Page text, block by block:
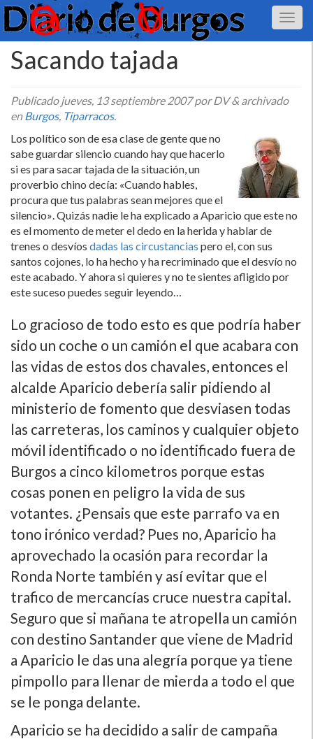
Sacando tajada
Publicadojueves, 13 septiembre 2007por DV&archivado
enBurgos, Tiparracos.
Los polí­tico son de esa clase de gente que no
sabe guardar silencio cuando hay que hacerlo
si es para sacar tajada de la situación, un
proverbio chino decí­a: «Cuando hables,
procura que tus palabras sean mejores que el
silencio». Quizás nadie le ha explicado a Aparicio que este no
es el momento de meter el dedo en la herida y hablar de
trenes o desví­os dadas las circustancias pero el, con sus
santos cojones, lo ha hecho y ha recriminado que el desví­o no
este acabado. Y ahora si quieres y no te sientes afligido por
este suceso puedes seguir leyendo…
Lo gracioso de todo esto es que podrí­a haber
sido un coche o un camión el que acabara con
las vidas de estos dos chavales, entonces el
alcalde Aparicio deberí­a salir pidiendo al
ministerio de fomento que desviasen todas
las carreteras, los caminos y cualquier objeto
móvil identificado o no identificado fuera de
Burgos a cinco kilometros porque estas
cosas ponen en peligro la vida de sus
votantes. ¿Pensais que este parrafo va en
tono irónico verdad? Pues no, Aparicio ha
aprovechado la ocasión para recordar la
Ronda Norte también y así­ evitar que el
trafico de mercancí­as cruce nuestra capital.
Seguro que si mañana te atropella un camión
con destino Santander que viene de Madrid
a Aparicio le das una alegrí­a porque ya tiene
pimpollo para llenar de mierda a todo el que
se le ponga delante.
Aparicio se ha decidido a salir de campaña